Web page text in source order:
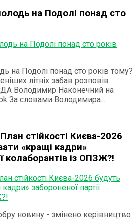
на Подолі понад сто
на Подолі понад сто років тому?
літніх забав розповів
Володимир Наконечний на
За словами Володимира...
стійкості Києва-2026
«кращі кадри»
колаборантів із ОПЗЖ?!
новину - змінено керівництво